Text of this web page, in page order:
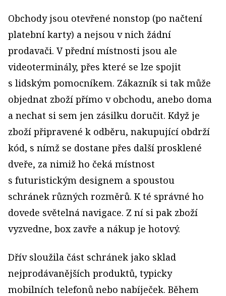
Obchody jsou otevřené nonstop (po načtení
platební karty) a nejsou v nich žádní
prodavači. V přední místnosti jsou ale
videoterminály, přes které se lze spojit
s lidským pomocníkem. Zákazník si tak může
objednat zboží přímo v obchodu, anebo doma
a nechat si sem jen zásilku doručit. Když je
zboží připravené k odběru, nakupující obdrží
kód, s nímž se dostane přes další prosklené
dveře, za nimiž ho čeká místnost
s futuristickým designem a spoustou
schránek různých rozměrů. K té správné ho
dovede světelná navigace. Z ní si pak zboží
vyzvedne, box zavře a nákup je hotový.
Dřív sloužila část schránek jako sklad
nejprodávanějších produktů, typicky
mobilních telefonů nebo nabíječek. Během